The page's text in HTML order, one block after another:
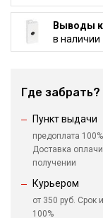
Выводы
в наличии
Где забрать?
Пункт выдачи
предоплата 100%
Доставка
получении
Курьером
от 350 руб. Срок
100%